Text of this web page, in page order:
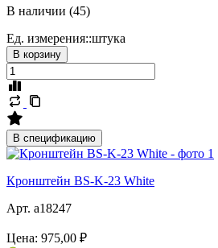
В наличии (45)
Ед. измерения::штука
В корзину
В спецификацию
Кронштейн BS-K-23 White
Арт. a18247
Цена: 975,00 ₽